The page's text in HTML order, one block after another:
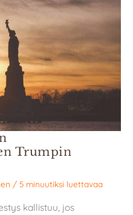
Trumpin
/ 5 minuutiksi luettavaa
kallistuu, jos